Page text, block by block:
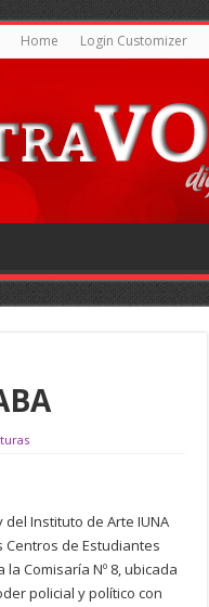
Home Login Customizer
Instituto de Arte IUNA
de Estudiantes
Comisaría Nº 8, ubicada
policial y político con